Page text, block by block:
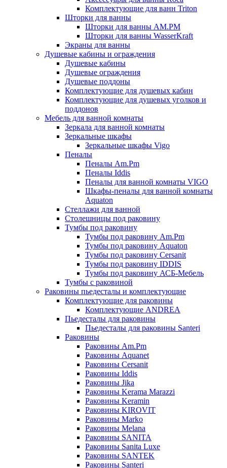
Комплектующие для ванн Triton
Шторки для ванны
Шторки для ванны AM.PM
Шторки для ванны WasserKraft
Экраны для ванны
Душевые кабины и ограждения
Душевые кабины
Душевые ограждения
Душевые поддоны
Комплектующие для душевых кабин
Комплектующие для душевых уголков и
поддонов
Мебель для ванной комнаты
Зеркала для ванной комнаты
Зеркальные шкафы
Зеркальные шкафы Vigo
Пеналы
Пеналы Am.Pm
Пеналы Iddis
Пеналы для ванной комнаты VIGO
Шкафы-пеналы для ванной комнаты
Aquaton
Стеллажи для ванной
Столешницы под раковину
Тумбы под раковину
Тумбы под раковину Am.Pm
Тумбы под раковину Aquaton
Тумбы под раковину Cersanit
Тумбы под раковину IDDIS
Тумбы под раковину АСБ-Мебель
Тумбы с раковиной
Раковины пьедесталы и комплектующие
Комплектующие для раковины
Комплектующие ANDREA
Пьедесталы для раковины
Пьедесталы для раковины Santeri
Раковины
Раковины Am.Pm
Раковины Aquanet
Раковины Cersanit
Раковины Iddis
Раковины Jika
Раковины Kerama Marazzi
Раковины Keramin
Раковины KIROVIT
Раковины Marko
Раковины Melana
Раковины SANITA
Раковины Sanita Luxe
Раковины SANTEK
Раковины Santeri